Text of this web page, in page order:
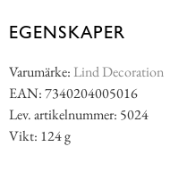
EGENSKAPER
Varumärke: Lind Decoration
EAN: 7340204005016
Lev. artikelnummer: 5024
Vikt: 124 g